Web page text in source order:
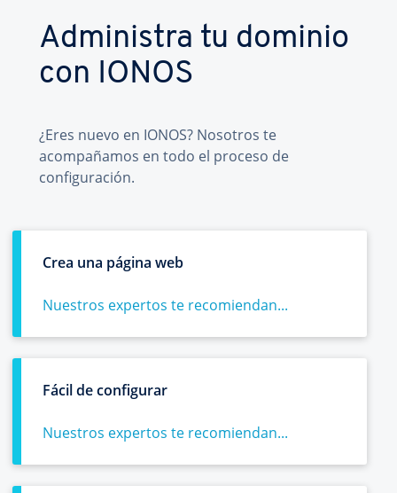
Administra tu dominio
con IONOS
¿Eres nuevo en IONOS? Nosotros te
acompañamos en todo el proceso de
configuración.
Crea una página web
Nuestros expertos te recomiendan...
Fácil de configurar
Nuestros expertos te recomiendan...